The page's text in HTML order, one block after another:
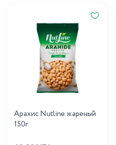
Арахис Nutline жареный
150г